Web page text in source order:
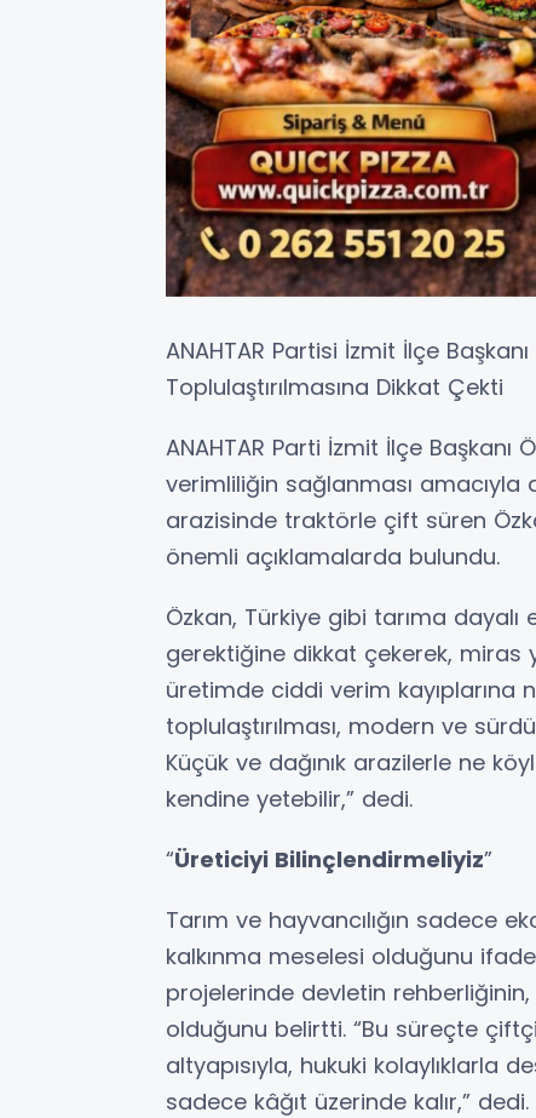
ANAHTAR Partisi İzmit İlçe
Toplulaştırılmasına Dikkat Çekti
ANAHTAR Parti İzmit İlçe Başkanı
verimliliğin sağlanması amacıyla
arazisinde traktörle çift süren
önemli açıklamalarda bulundu.
Özkan, Türkiye gibi tarıma dayalı
gerektiğine dikkat çekerek, miras
üretimde ciddi verim kayıplarına
toplulaştırılması, modern ve
Küçük ve dağınık arazilerle ne
kendine yetebilir,” dedi.
“Üreticiyi Bilinçlendirmeliyiz”
Tarım ve hayvancılığın sadece
kalkınma meselesi olduğunu
projelerinde devletin rehberliğinin,
olduğunu belirtti. “Bu süreçte
altyapısıyla, hukuki kolaylıklarla
sadece kâğıt üzerinde kalır,” dedi.